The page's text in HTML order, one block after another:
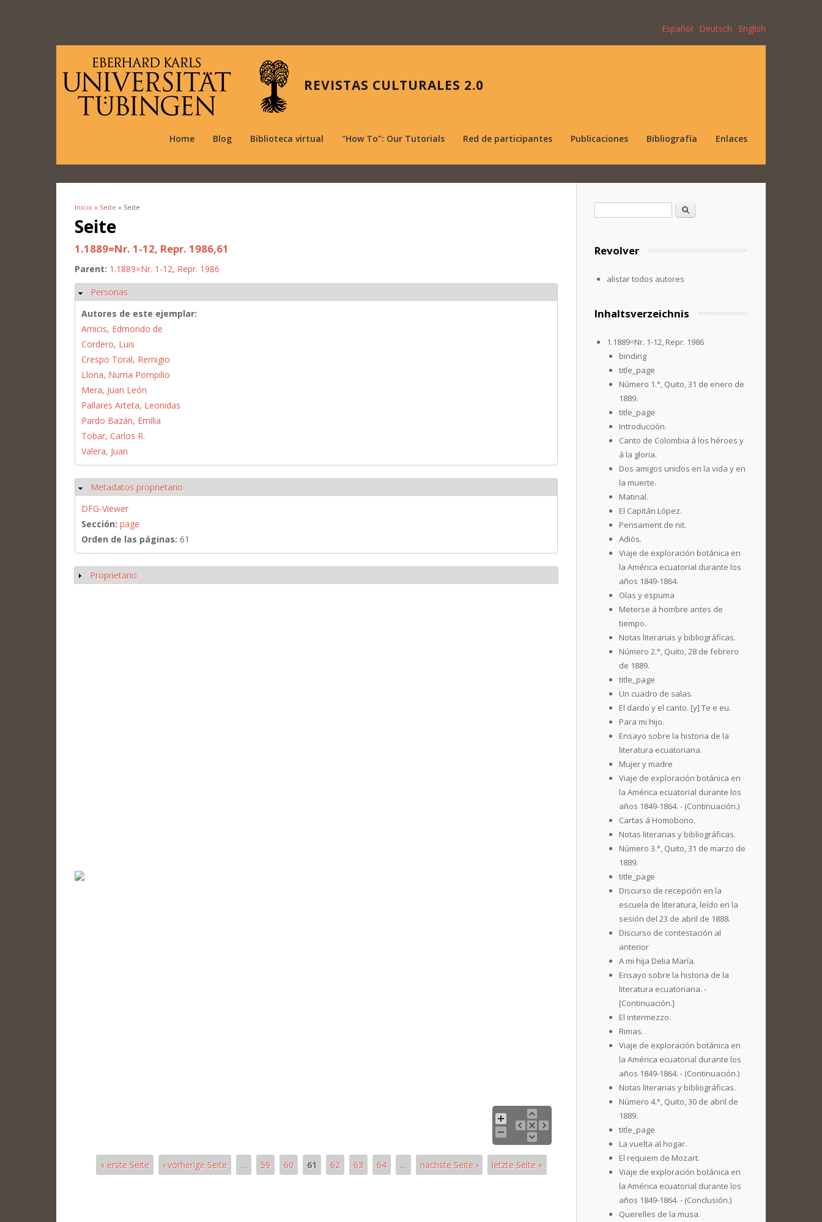
Español Deutsch English
REVISTAS CULTURALES 2.0
Home Blog Biblioteca virtual "How To": Our Tutorials Red de participantes Publicaciones Bibliografía Enlaces
Se encuentra usted aquí
Inicio » Seite » Seite
Seite
1.1889=Nr. 1-12, Repr. 1986,61
Parent: 1.1889=Nr. 1-12, Repr. 1986
Ocultar
Personas
Autores de este ejemplar:
Amicis, Edmondo de
Cordero, Luis
Crespo Toral, Remigio
Llona, Numa Pompilio
Mera, Juan León
Pallares Arteta, Leonidas
Pardo Bazán, Emilia
Tobar, Carlos R.
Valera, Juan
Ocultar
Metadatos proprietario
DFG-Viewer
Sección: page
Orden de las páginas: 61
Mostrar
Proprietario
« erste Seite ‹ vorherige Seite … 59 60 61 62 63 64 … nächste Seite › letzte Seite »
Formulario de búsqueda
Buscar
Revolver
alistar todos autores
Inhaltsverzeichnis
1.1889=Nr. 1-12, Repr. 1986
binding
title_page
Número 1.°, Quito, 31 de enero de
1889.
title_page
Introducción.
Canto de Colombia á los héroes y
á la gloria.
Dos amigos unidos en la vida y en
la muerte.
Matinal.
El Capitán López.
Pensament de nit.
Adiós.
Viaje de exploración botánica en
la América ecuatorial durante los
años 1849-1864.
Olas y espuma
Meterse á hombre antes de
tiempo.
Notas literarias y bibliográficas.
Número 2.°, Quito, 28 de febrero
de 1889.
title_page
Un cuadro de salas.
El dardo y el canto. [y] Te e eu.
Para mi hijo.
Ensayo sobre la historia de la
literatura ecuatoriana.
Mujer y madre
Viaje de exploración botánica en
la América ecuatorial durante los
años 1849-1864. - (Continuación.)
Cartas á Homobono.
Notas literarias y bibliográficas.
Número 3.°, Quito, 31 de marzo de
1889.
title_page
Discurso de recepción en la
escuela de literatura, leído en la
sesión del 23 de abril de 1888.
Discurso de contestación al
anterior
A mi hija Delia María.
Ensayo sobre la historia de la
literatura ecuatoriana. -
[Continuación.]
El intermezzo.
Rimas.
Viaje de exploración botánica en
la América ecuatorial durante los
años 1849-1864. - (Continuación.)
Notas literarias y bibliográficas.
Número 4.°, Quito, 30 de abril de
1889.
title_page
La vuelta al hogar.
El requiem de Mozart.
Viaje de exploración botánica en
la América ecuatorial durante los
años 1849-1864. - (Conclusión.)
Querelles de la musa.